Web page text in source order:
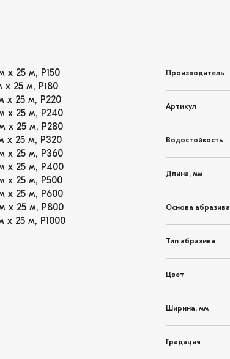
х 25 м, Р150
х 25 м, Р180
х 25 м, Р220
х 25 м, Р240
х 25 м, Р280
х 25 м, Р320
х 25 м, Р360
х 25 м, Р400
х 25 м, Р500
х 25 м, Р600
х 25 м, Р800
х 25 м, Р1000
Производитель
Артикул
Водостойкость
Длина, мм
Основа абразива
Тип абразива
Цвет
Ширина, мм
Градация